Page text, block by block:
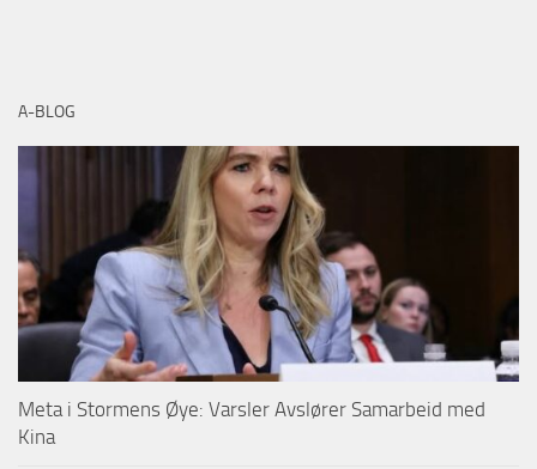
A-BLOG
Meta i Stormens Øye: Varsler Avslører Samarbeid med
Kina